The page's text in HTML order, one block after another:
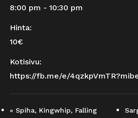
8:00 pm - 10:30 pm
Hinta:
10€
Kotisivu:
https://fb.me/e/
« Spiha, Kingwhip, Falling